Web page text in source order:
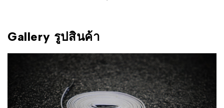
Gallery รูปสินค้า